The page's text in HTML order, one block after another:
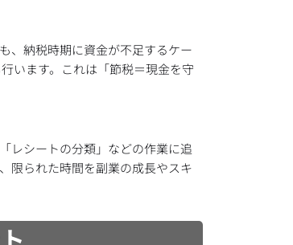
、納税時期に資金が不足するケー
います。これは「節税＝現金を守
レシートの分類」などの作業に追
限られた時間を副業の成長やスキ